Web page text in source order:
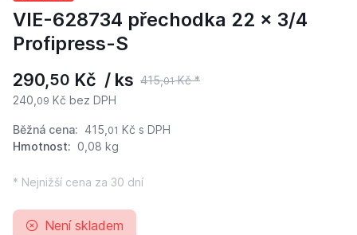
VIE-628734 přechodka 22 x 3/4
Profipress-S
290,50 Kč / ks 415,01Kč *
240, 09 Kč bez DPH
Běžná cena: 415, 01 Kč s DPH
Hmotnost: 0,08 kg
* Nejnižší cena za 30 dní
Není skladem